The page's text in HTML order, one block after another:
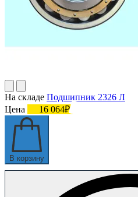
На складе Подшипник 2326 Л
Цена
16 064₽
В корзину